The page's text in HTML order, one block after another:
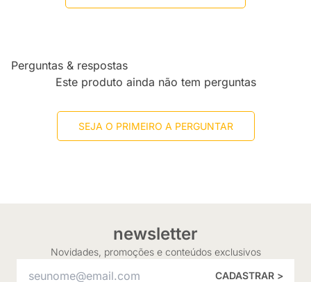
Perguntas & respostas
Este produto ainda não tem perguntas
SEJA O PRIMEIRO A PERGUNTAR
newsletter
Novidades, promoções e conteúdos exclusivos
CADASTRAR >